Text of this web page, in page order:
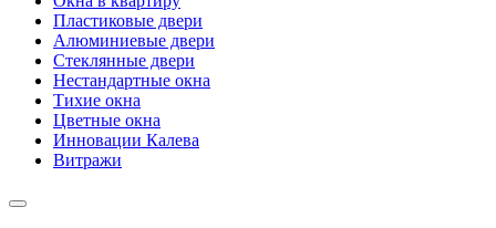
Пластиковые двери
Алюминиевые двери
Стеклянные двери
Нестандартные окна
Тихие окна
Цветные окна
Инновации Калева
Витражи